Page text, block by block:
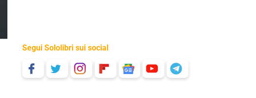
Segui Sololibri sui social